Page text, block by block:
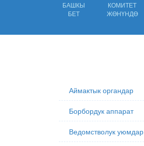
БАШКЫ
БЕТ
КОМИТЕТ
ЖӨНҮНДӨ
Аймактык органдар
Борбордук аппарат
Ведомстволук уюмдар